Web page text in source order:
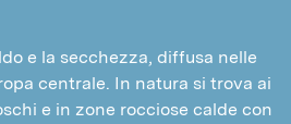
e la secchezza, diffusa nelle
centrale. In natura si trova ai
e in zone rocciose calde con